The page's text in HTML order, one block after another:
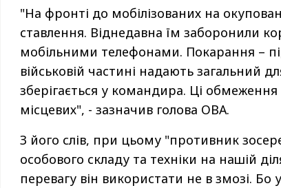
"На фронті до мобілізованих на
ставлення. Віднедавна їм заборонили
мобільними телефонами. Покарання –
військовій частині надають загальний
зберігається у командира. Ці обмеження
місцевих", - зазначив голова ОВА.
З його слів, при цьому "противник
особового складу та техніки на нашій
перевагу він використати не в змозі. Бо